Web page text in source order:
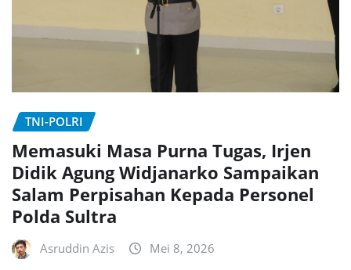
TNI-POLRI
Memasuki Masa Purna Tugas, Irjen
Didik Agung Widjanarko Sampaikan
Salam Perpisahan Kepada Personel
Polda Sultra
Asruddin Azis Mei 8, 2026